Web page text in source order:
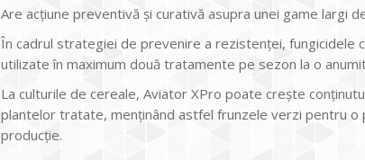
Are acţiune preventivă şi curativă asupra unei game largi
În cadrul strategiei de prevenire a rezistenţei,
utilizate în maximum două tratamente pe sezon la o
La culturile de cereale, Aviator XPro poate creşte
plantelor tratate, menținând astfel frunzele verzi pentru o
producţie.